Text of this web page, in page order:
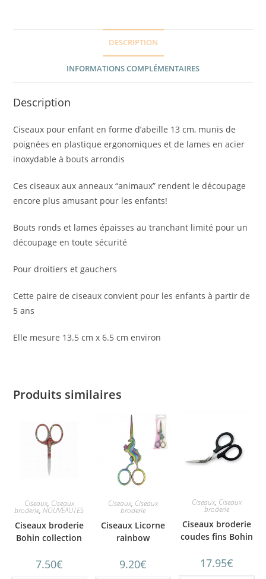
DESCRIPTION
INFORMATIONS COMPLÉMENTAIRES
Description
Ciseaux pour enfant en forme d’abeille 13 cm, munis de
poignées en plastique ergonomiques et de lames en acier
inoxydable à bouts arrondis
Ces ciseaux aux anneaux “animaux” rendent le découpage
encore plus amusant pour les enfants!
Bouts ronds et lames épaisses au tranchant limité pour un
découpage en toute sécurité
Pour droitiers et gauchers
Cette paire de ciseaux convient pour les enfants à partir de
5 ans
Elle mesure 13.5 cm x 6.5 cm environ
Produits similaires
Ciseaux, Ciseaux
broderie,NOUVEAUTES
Ciseaux broderie
Bohin collection
9cm
7.50€
Ciseaux, Ciseaux
broderie
Ciseaux Licorne
rainbow
9.20€
Ciseaux, Ciseaux
broderie
Ciseaux broderie
coudes fins Bohin
17.95€